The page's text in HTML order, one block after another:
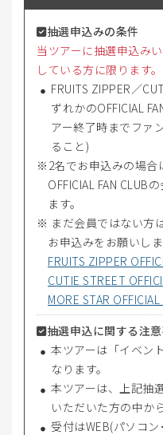
抽選申込みの条件
当ツアーに抽選申込み
している方に限ります。
FRUITS ZIPPER／
ずれかのOFFICIAL
アー終了時までファ
ること)
2名でお申込みの場
OFFICIAL FAN CLUB
ます。
まだ会員ではない方
お申込みをお願いしま
FRUITS ZIPPER
CUTIE STREET
MORE STAR OFFICIAL
抽選申込に関する注
本ツアーは「イベン
なります。
本ツアーは、上記抽
いただいた方の中か
受付はWEB(パソコ